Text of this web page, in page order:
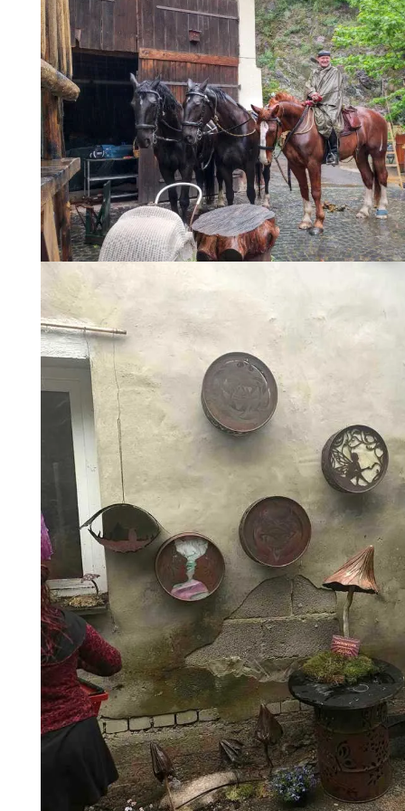
Urige, stimmige Dekoration allenthalben
Manch Besucher kam auf ungewöhnlichem Transportmittel